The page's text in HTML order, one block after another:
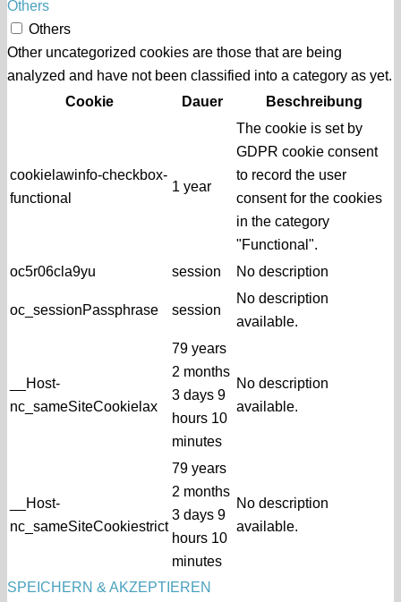
Others
Others
Other uncategorized cookies are those that are being
analyzed and have not been classified into a category as yet.
Cookie
Dauer Beschreibung
cookielawinfo-checkbox-
functional
1 year
The cookie is set by
GDPR cookie consent
to record the user
consent for the cookies
in the category
"Functional".
oc5r06cla9yu
session No description
oc_sessionPassphrase session
No description
available.
__Host-
nc_sameSiteCookielax
79 years
2 months
3 days 9
hours 10
minutes
No description
available.
__Host-
nc_sameSiteCookiestrict
79 years
2 months
3 days 9
hours 10
minutes
No description
available.
SPEICHERN & AKZEPTIEREN